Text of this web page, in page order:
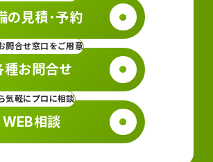
の見積･予約
問合せ窓口をご用意
種お問合せ
気軽にプロに相談
WEB相談